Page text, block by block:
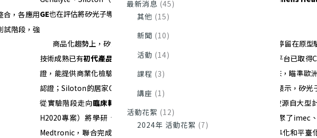
，各應用
試階段，強
GE也在評估將矽光子導入下一代醫療成像設備的可能性。
商品化趨勢上，矽光子醫療產品的落地正逐步提速。早期矽光子元件多停留在原型
技術成熟已有初代產品
上市或臨床試用：如Genalyte的Maverick生物感測平台已取得
證，能提供商業化檢驗服務；Indigo的植入式感測晶片正籌備更大規模臨床，瞄準歐
認證；Siloton的居家OCT原型成功拍攝視網膜類比眼模型影像。這些案例顯示，矽光
從實驗階段走向臨床轉化
。產學合作是關鍵推手——許多突破源自大型
H2020專案）將學研、臨床與企業夥伴聚在一起。例如Cardis/InSiDe匯聚了imec
Medtronic，聯合完成從晶片設計、封裝到臨床測試的全流程。另外，標準化和平臺
最新消息 (45)
其他 (15)
新聞 (10)
活動 (14)
課程 (3)
講座 (1)
活動花絮 (12)
2024年 活動花絮 (7)